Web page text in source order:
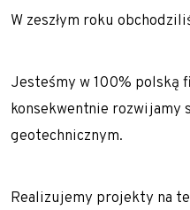
W zeszłym roku
Jesteśmy w 100% polską
konsekwentnie rozwijamy
geotechnicznym.
Realizujemy projekty na